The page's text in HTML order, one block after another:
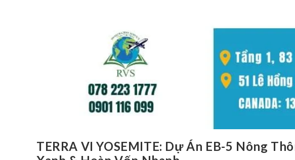
TERRA VI YOSEMITE: Dự Án EB-5 Nông